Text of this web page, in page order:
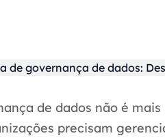
de dados não é
precisam